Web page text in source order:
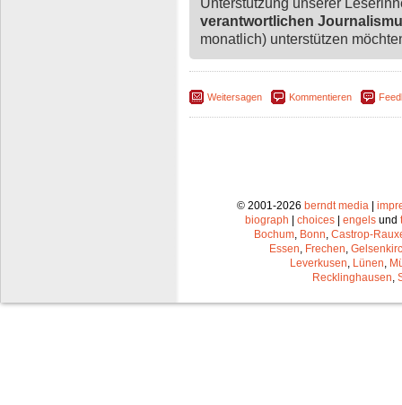
verantwortlichen
monatlich) unterstützen
Weitersagen Kommentieren
© 2001-2026 berndt media|
biograph
choices engels und
Bochum, Bonn, Castrop-
Essen, Frechen,
Leverkusen, Lünen,
Recklinghausen,